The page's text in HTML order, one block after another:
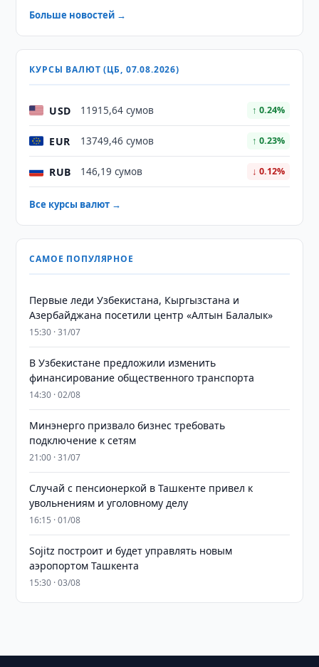
Больше новостей →
КУРСЫ ВАЛЮТ (ЦБ, 07.08.2026)
USD 11915,64 сумов ↑ 0.24%
EUR 13749,46 сумов ↑ 0.23%
RUB 146,19 сумов ↓ 0.12%
Все курсы валют →
САМОЕ ПОПУЛЯРНОЕ
Первые леди Узбекистана, Кыргызстана и
Азербайджана посетили центр «Алтын Балалык»
15:30 · 31/07
В Узбекистане предложили изменить
финансирование общественного транспорта
14:30 · 02/08
Минэнерго призвало бизнес требовать
подключение к сетям
21:00 · 31/07
Случай с пенсионеркой в Ташкенте привел к
увольнениям и уголовному делу
16:15 · 01/08
Sojitz построит и будет управлять новым
аэропортом Ташкента
15:30 · 03/08